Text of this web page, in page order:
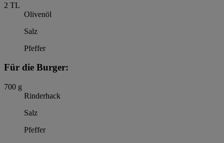
2 TL
Olivenöl
Salz
Pfeffer
Für die Burger:
700 g
Rinderhack
Salz
Pfeffer